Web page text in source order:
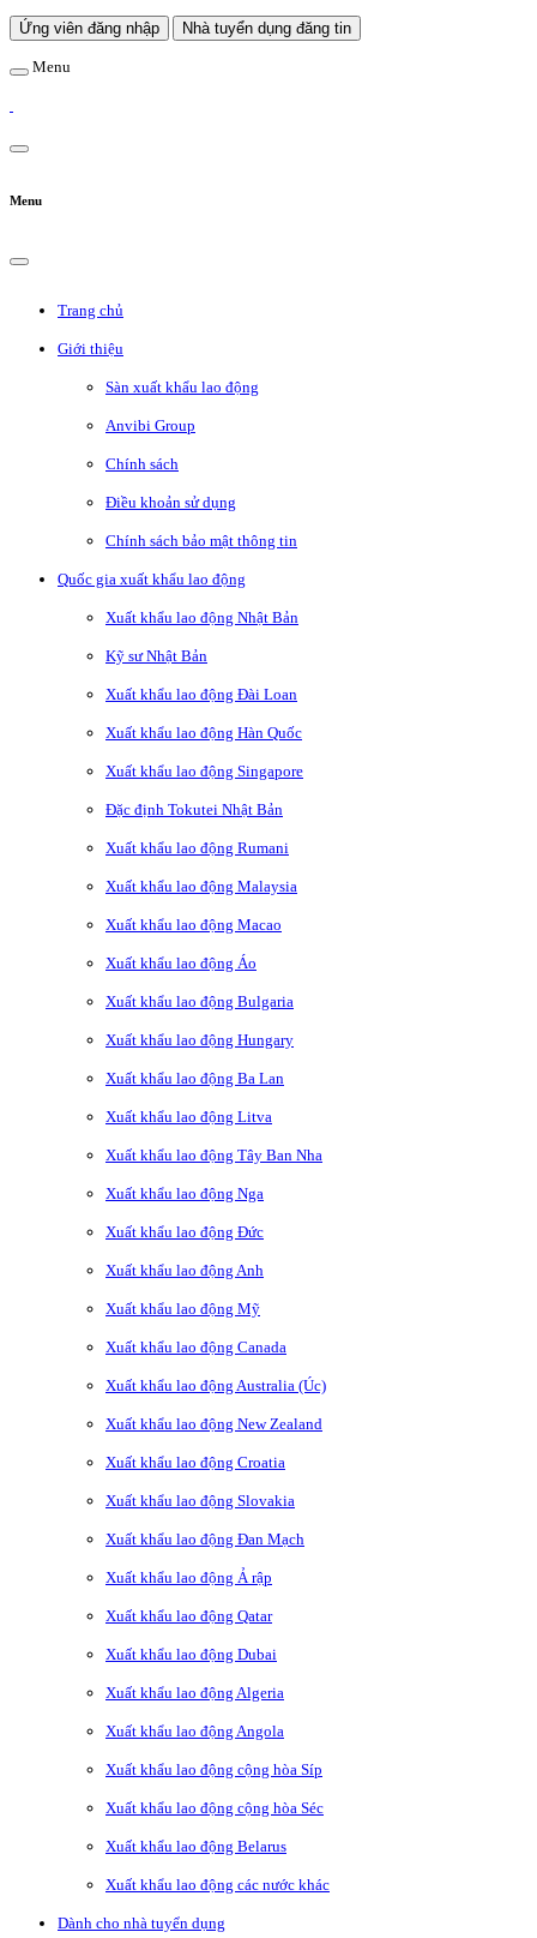
Ứng viên đăng nhập Nhà tuyển dụng đăng tin
Menu
Menu
Trang chủ
Giới thiệu
Sàn xuất khẩu lao động
Anvibi Group
Chính sách
Điều khoản sử dụng
Chính sách bảo mật thông tin
Quốc gia xuất khẩu lao động
Xuất khẩu lao động Nhật Bản
Kỹ sư Nhật Bản
Xuất khẩu lao động Đài Loan
Xuất khẩu lao động Hàn Quốc
Xuất khẩu lao động Singapore
Đặc định Tokutei Nhật Bản
Xuất khẩu lao động Rumani
Xuất khẩu lao động Malaysia
Xuất khẩu lao động Macao
Xuất khẩu lao động Áo
Xuất khẩu lao động Bulgaria
Xuất khẩu lao động Hungary
Xuất khẩu lao động Ba Lan
Xuất khẩu lao động Litva
Xuất khẩu lao động Tây Ban Nha
Xuất khẩu lao động Nga
Xuất khẩu lao động Đức
Xuất khẩu lao động Anh
Xuất khẩu lao động Mỹ
Xuất khẩu lao động Canada
Xuất khẩu lao động Australia (Úc)
Xuất khẩu lao động New Zealand
Xuất khẩu lao động Croatia
Xuất khẩu lao động Slovakia
Xuất khẩu lao động Đan Mạch
Xuất khẩu lao động Ả rập
Xuất khẩu lao động Qatar
Xuất khẩu lao động Dubai
Xuất khẩu lao động Algeria
Xuất khẩu lao động Angola
Xuất khẩu lao động cộng hòa Síp
Xuất khẩu lao động cộng hòa Séc
Xuất khẩu lao động Belarus
Xuất khẩu lao động các nước khác
Dành cho nhà tuyển dụng